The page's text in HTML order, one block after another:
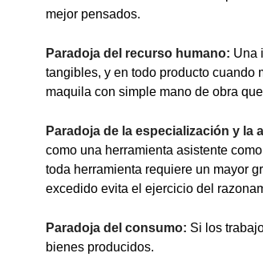
mejor pensados.
Paradoja del recurso humano: Una
tangibles, y en todo producto cuando
maquila con simple mano de obra
Paradoja de la especialización y la
como una herramienta asistente
toda herramienta requiere un mayor
excedido evita el ejercicio del
Paradoja del consumo: Si los
bienes producidos.